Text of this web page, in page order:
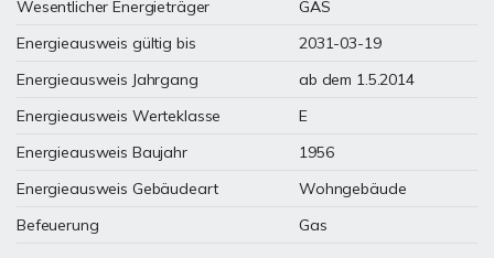
Wesentlicher Energieträger
GAS
Energieausweis gültig bis
2031-03-19
Energieausweis Jahrgang
ab dem 1.5.2014
Energieausweis Werteklasse
E
Energieausweis Baujahr
1956
Energieausweis Gebäudeart
Wohngebäude
Befeuerung
Gas